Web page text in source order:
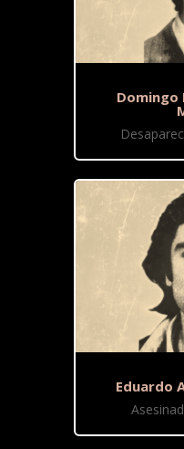
Domingo
Eduardo